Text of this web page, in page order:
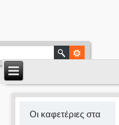
Οι καφετέριες στα